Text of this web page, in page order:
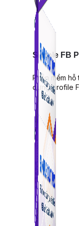
Simple FB
Phần mềm
dựng profile